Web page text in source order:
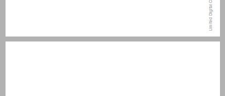
תוכן העניינים ... 9